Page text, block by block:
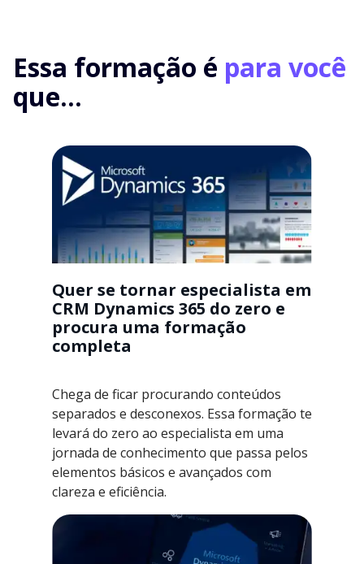
Essa formação é para você
que...
Quer se tornar especialista em
CRM Dynamics 365 do zero e
procura uma formação
completa
Chega de ficar procurando conteúdos
separados e desconexos. Essa formação te
levará do zero ao especialista em uma
jornada de conhecimento que passa pelos
elementos básicos e avançados com
clareza e eficiência.